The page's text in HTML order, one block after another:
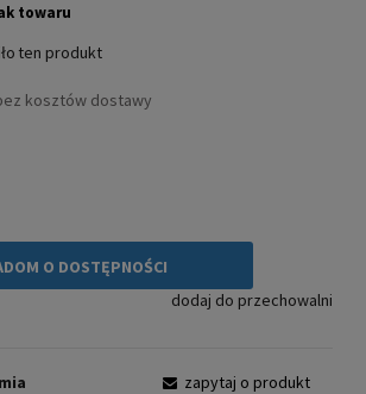
towaru
ten produkt
kosztów dostawy
O DOSTĘPNOŚCI
dodaj do przechowalni
zapytaj o produkt